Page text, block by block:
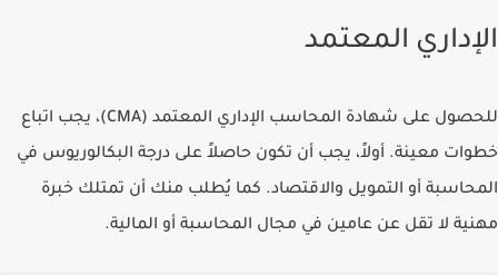
الإداري المعتمد
للحصول على شهادة المحاسب الإداري المعتمد (CMA)، يجب اتباع
خطوات معينة. أولاً، يجب أن تكون حاصلاً على درجة البكالوريوس في
المحاسبة أو التمويل والاقتصاد. كما يُطلب منك أن تمتلك خبرة
مهنية لا تقل عن عامين في مجال المحاسبة أو المالية.